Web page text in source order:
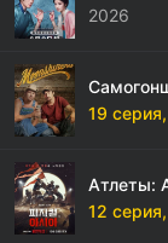
2026
19 серия,
Атлеты:
12 серия,